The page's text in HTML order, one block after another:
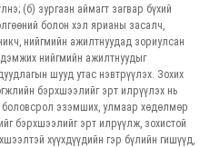
(б) зургаан аймагт загвар бүхий
болон хэл ярианы засалч,
нийгмийн ажилтнуудад зориулсан
дэмжих нийгмийн ажилтнуудыг
шууд утас нэвтрүүлэх. Зохих
бэрхшээлийг эрт илрүүлэх нь
эзэмших, улмаар хөдөлмөр
бэрхшээлийг эрт илрүүлж, зохистой
хүүхдүүдийн гэр бүлийн гишүүд,